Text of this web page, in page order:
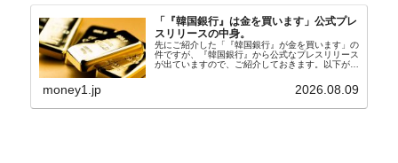
「『韓国銀行』は金を買います」公式プレ
スリリースの中身。
先にご紹介した「『韓国銀行』が金を買います」の
件ですが、『韓国銀行』から公式なプレスリリース
が出ていますので、ご紹介しておきます。以下が全
れ協力体制を構築□『韓国銀行』は、国内生産金の
money1.jp 2026.08.09